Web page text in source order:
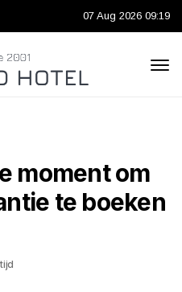
07 Aug 2026 09:19
moment om
te boeken